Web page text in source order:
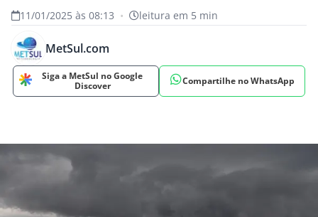
11/01/2025 às 08:13 • leitura em 5 min
MetSul.com
Siga a MetSul no Google
Discover
Compartilhe no WhatsApp